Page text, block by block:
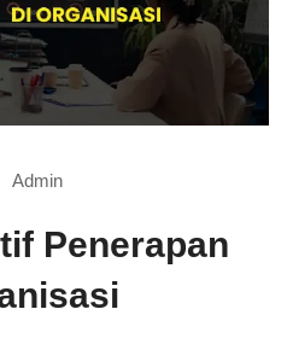
Admin
Penerapan